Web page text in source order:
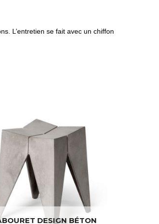
L’entretien se fait avec un chiffon
DESIGN BÉTON